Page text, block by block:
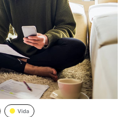
Vida